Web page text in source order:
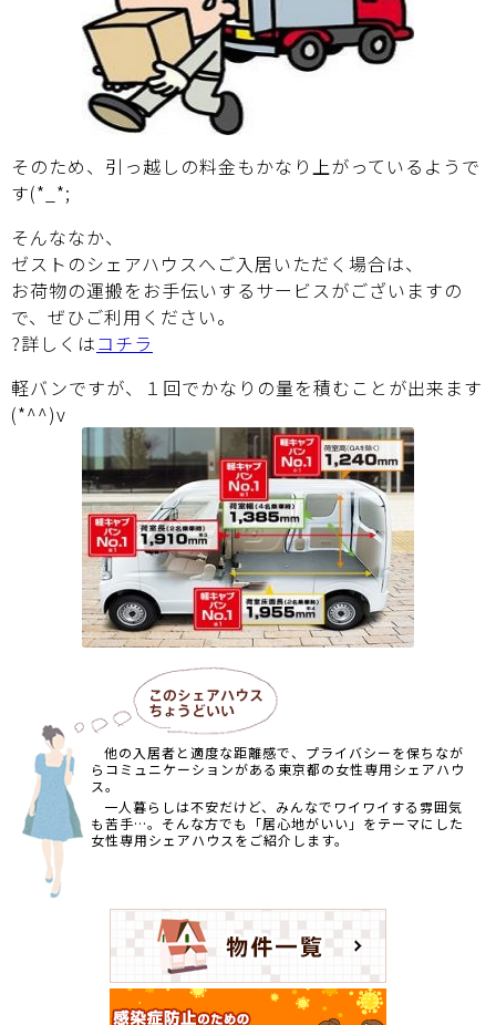
そのため、引っ越しの料金もかなり上がっているようで
す(*_*;
そんななか、
ゼストのシェアハウスへご入居いただく場合は、
お荷物の運搬をお手伝いするサービスがございますの
で、ぜひご利用ください。
?詳しくはコチラ
軽バンですが、１回でかなりの量を積むことが出来ます
(*^^)v
他の入居者と適度な距離感で、プライバシーを保ちなが
らコミュニケーションがある東京都の女性専用シェアハウ
ス。
一人暮らしは不安だけど、みんなでワイワイする雰囲気
も苦手…。そんな方でも「居心地がいい」をテーマにした
女性専用シェアハウスをご紹介します。